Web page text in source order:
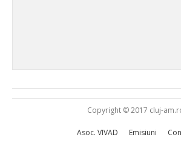
Copyright © 2017 cluj-
Asoc. VIVAD Emisiuni